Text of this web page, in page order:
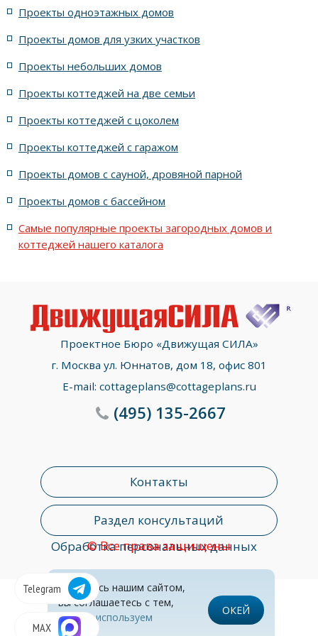
Telegram
MAX
жилых в английском стиле
жилых в современном стиле с террасой
с террасой и 6 комнатами
Проекты одноэтажных домов
Проекты домов для узких участков
Проекты небольших домов
Проекты коттеджей на две семьи
Проекты коттеджей с цоколем
Проекты коттеджей с гаражом
Проекты домов с сауной, дровяной парной
Проекты домов с бассейном
Самые популярные проекты загородных домов и
коттеджей нашего каталога
© Все права защищены
Проектное Бюро «Движущая СИЛА»
г. Москва ул. Юннатов, дом 18, офис 801
E-mail: cottageplans@cottageplans.ru
Контакты
Раздел консультаций
(495)135-2667
Обработка персональных данных
Пользуясь нашим сайтом,
вы соглашаетесь с тем,
чтомы используем
cookies
ОКЕЙ